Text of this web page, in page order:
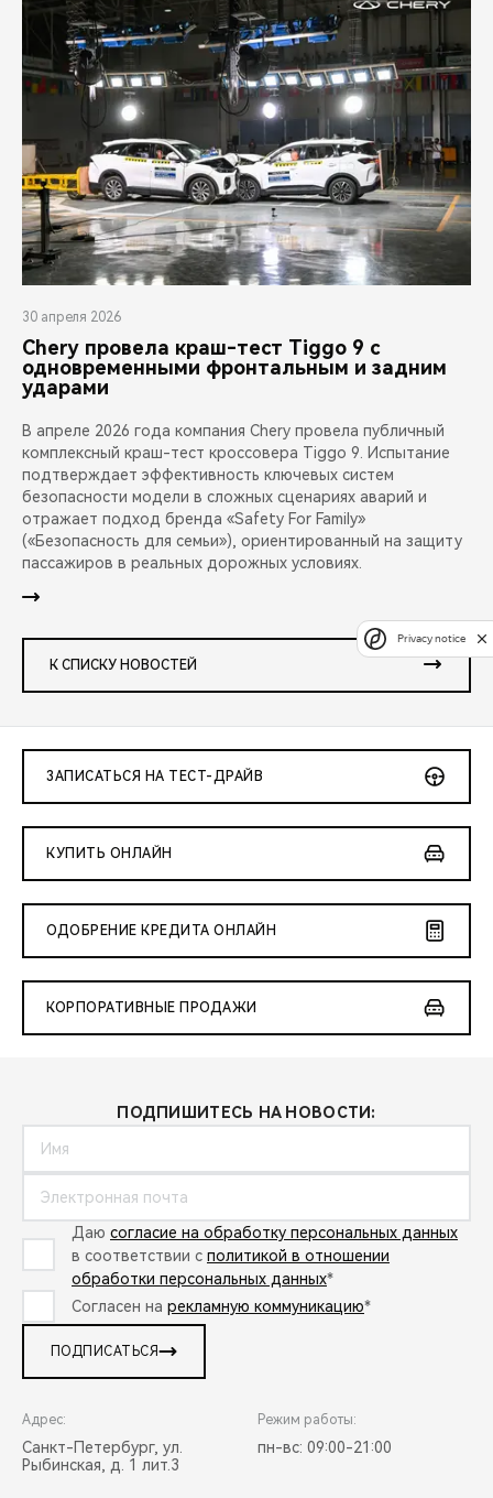
30 апреля 2026
Chery провела краш-тест Tiggo 9 с
одновременными фронтальным и задним
ударами
В апреле 2026 года компания Chery провела публичный
комплексный краш-тест кроссовера Tiggo 9. Испытание
подтверждает эффективность ключевых систем
безопасности модели в сложных сценариях аварий и
отражает подход бренда «Safety For Family»
(«Безопасность для семьи»), ориентированный на защиту
пассажиров в реальных дорожных условиях.
К СПИСКУ НОВОСТЕЙ
ЗАПИСАТЬСЯ НА ТЕСТ-ДРАЙВ
КУПИТЬ ОНЛАЙН
ОДОБРЕНИЕ КРЕДИТА ОНЛАЙН
КОРПОРАТИВНЫЕ ПРОДАЖИ
ПОДПИШИТЕСЬ НА НОВОСТИ:
Даю согласие на обработку персональных данных
в соответствии с политикой в отношении
обработки персональных данных*
Согласен на рекламную коммуникацию*
ПОДПИСАТЬСЯ
Адрес:
Санкт-Петербург, ул.
Рыбинская, д. 1 лит.3
Режим работы:
пн-вс: 09:00-21:00
Privacy notice